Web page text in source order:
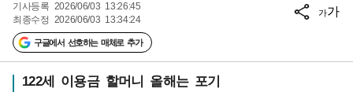
기사등록 2026/06/03 13:26:45
최종수정 2026/06/03 13:34:24
구글에서 선호하는 매체로 추가
가가
122세 이용금 할머니 올해는 포기